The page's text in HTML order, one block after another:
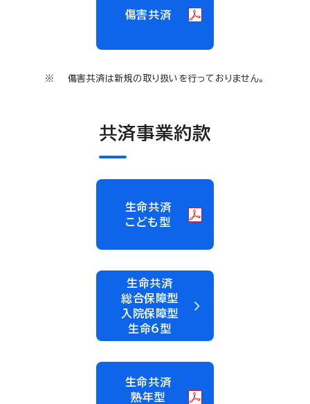
傷害共済
傷害共済は新規の取り扱いを行っておりません。
共済事業約款
生命共済
こども型
生命共済
総合保障型
入院保障型
生命6型
生命共済
熟年型